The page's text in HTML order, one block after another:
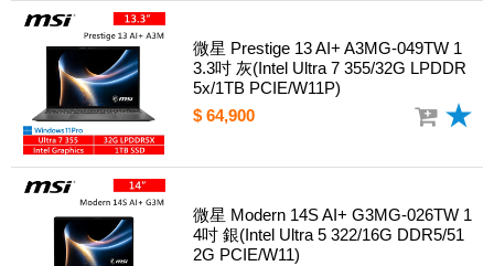
微星 Prestige 13 AI+ A3MG-049TW 1
3.3吋 灰(Intel Ultra 7 355/32G LPDDR
5x/1TB PCIE/W11P)
$ 64,900
微星 Modern 14S AI+ G3MG-026TW 1
4吋 銀(Intel Ultra 5 322/16G DDR5/51
2G PCIE/W11)